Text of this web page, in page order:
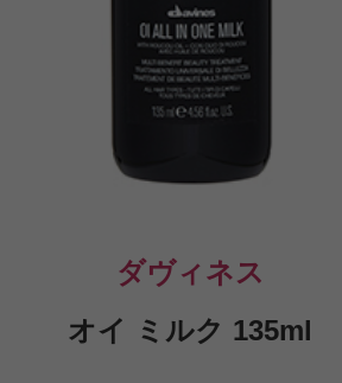
ダヴィネス
オイ ミルク 135ml